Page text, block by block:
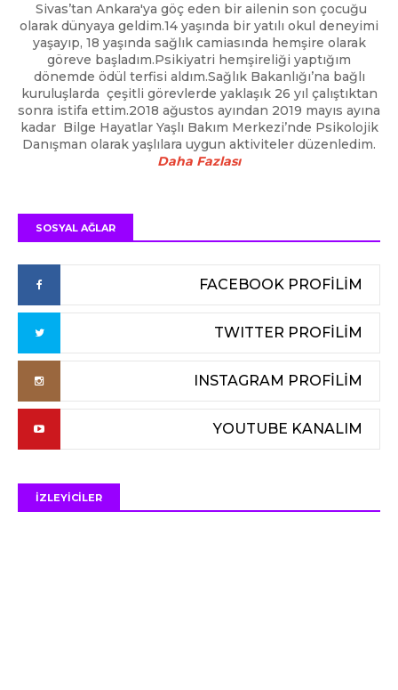
Sivas’tan Ankara'ya göç eden bir ailenin son çocuğu
olarak dünyaya geldim.14 yaşında bir yatılı okul deneyimi
yaşayıp, 18 yaşında sağlık camiasında hemşire olarak
göreve başladım.Psikiyatri hemşireliği yaptığım
dönemde ödül terfisi aldım.Sağlık Bakanlığı’na bağlı
kuruluşlarda çeşitli görevlerde yaklaşık 26 yıl çalıştıktan
sonra istifa ettim.2018 ağustos ayından 2019 mayıs ayına
kadar Bilge Hayatlar Yaşlı Bakım Merkezi’nde Psikolojik
Danışman olarak yaşlılara uygun aktiviteler düzenledim.
Daha Fazlası
SOSYAL AĞLAR
FACEBOOK PROFİLİM
TWITTER PROFİLİM
INSTAGRAM PROFİLİM
YOUTUBE KANALIM
İZLEYİCİLER